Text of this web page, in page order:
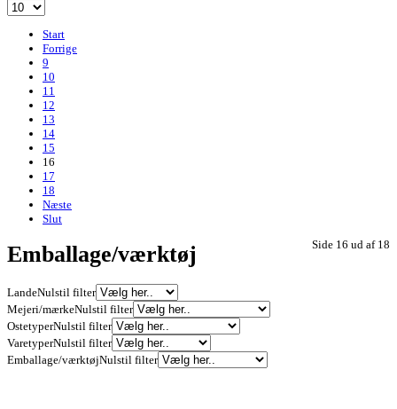
Start
Forrige
9
10
11
12
13
14
15
16
17
18
Næste
Slut
Side 16 ud af 18
Emballage/værktøj
LandeNulstil filter
Mejeri/mærkeNulstil filter
OstetyperNulstil filter
VaretyperNulstil filter
Emballage/værktøjNulstil filter